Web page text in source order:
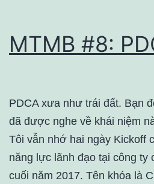
MTMB #8:
PDCA xưa như trái đất. Bạn
đã được nghe về khái niệm
Tôi vẫn nhớ hai ngày Kickoff
năng lực lãnh đạo tại công ty
cuối năm 2017. Tên khóa là